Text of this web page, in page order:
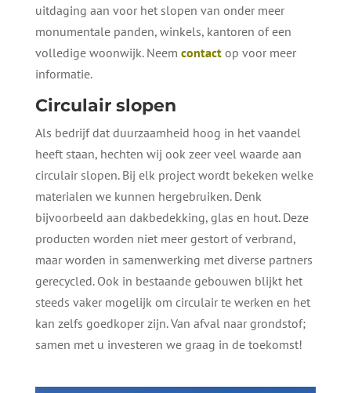
uitdaging aan voor het slopen van onder meer
monumentale panden, winkels, kantoren of een
volledige woonwijk. Neem contactop voor meer
informatie.
Circulair slopen
Als bedrijf dat duurzaamheid hoog in het vaandel
heeft staan, hechten wij ook zeer veel waarde aan
circulair slopen. Bij elk project wordt bekeken welke
materialen we kunnen hergebruiken. Denk
bijvoorbeeld aan dakbedekking, glas en hout. Deze
producten worden niet meer gestort of verbrand,
maar worden in samenwerking met diverse partners
gerecycled. Ook in bestaande gebouwen blijkt het
steeds vaker mogelijk om circulair te werken en het
kan zelfs goedkoper zijn. Van afval naar grondstof;
samen met u investeren we graag in de toekomst!